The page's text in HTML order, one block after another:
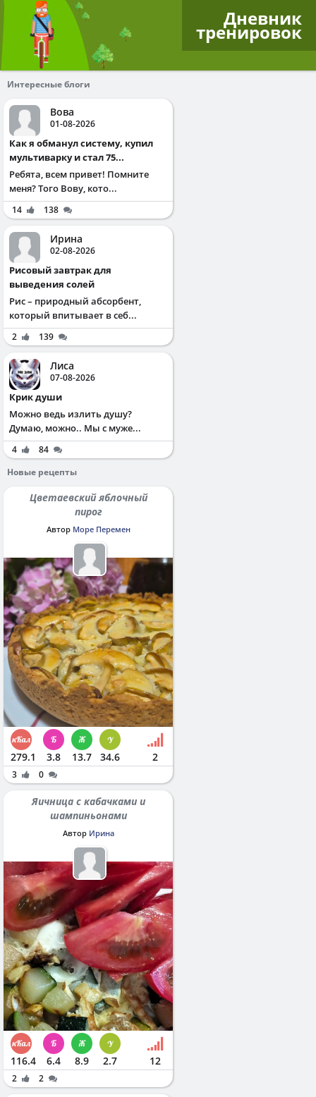
Дневник
тренировок
Интересные блоги
Вова
01-08-2026
Как я обманул систему, купил
мультиварку и стал 75...
Ребята, всем привет! Помните
меня? Того Вову, кото...
14 138
Ирина
02-08-2026
Рисовый завтрак для
выведения солей
Рис – природный абсорбент,
который впитывает в себ...
2 139
Лиса
07-08-2026
Крик души
Можно ведь излить душу?
Думаю, можно.. Мы с муже...
4
84
Новые рецепты
Цветаевский яблочный
пирог
Автор Море Перемен
279.1 3.8 13.7 34.6 2
3 0
Яичница с кабачками и
шампиньонами
Автор Ирина
116.4 6.4 8.9 2.7 12
2 2